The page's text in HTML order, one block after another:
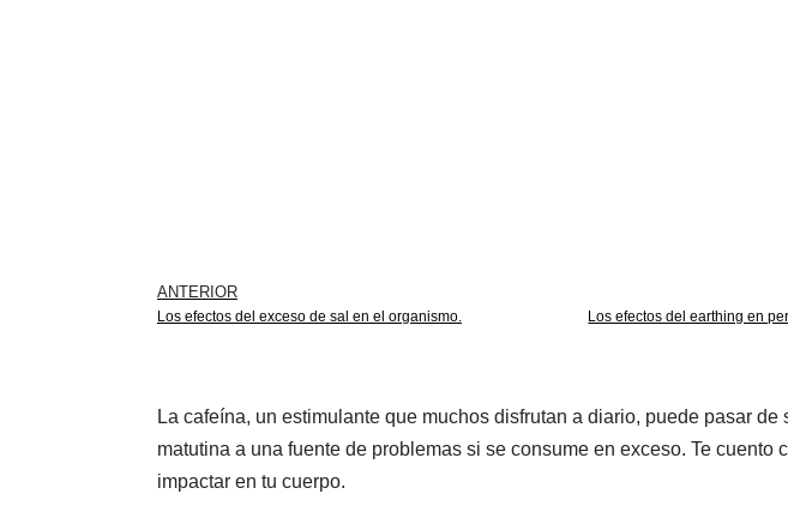
ANTERIOR
Los efectos del exceso de sal en el organismo. Los efectos del earthing en
La cafeína, un estimulante que muchos disfrutan a diario, puede pasar de
matutina a una fuente de problemas si se consume en exceso. Te cuento
impactar en tu cuerpo.